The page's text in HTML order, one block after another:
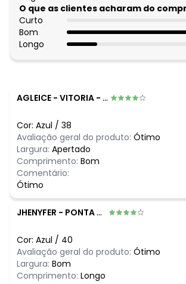
O que as clientes acharam do
Curto
Bom
Longo
AGLEICE - VITORIA - ES
Cor: Azul / 38
Avaliação geral do produto: Ótimo
Largura: Apertado
Comprimento: Bom
Comentário:
Ótimo
JHENYFER - PONTA GROSSA - PR
Cor: Azul / 40
Avaliação geral do produto: Ótimo
Largura: Bom
Comprimento: Longo